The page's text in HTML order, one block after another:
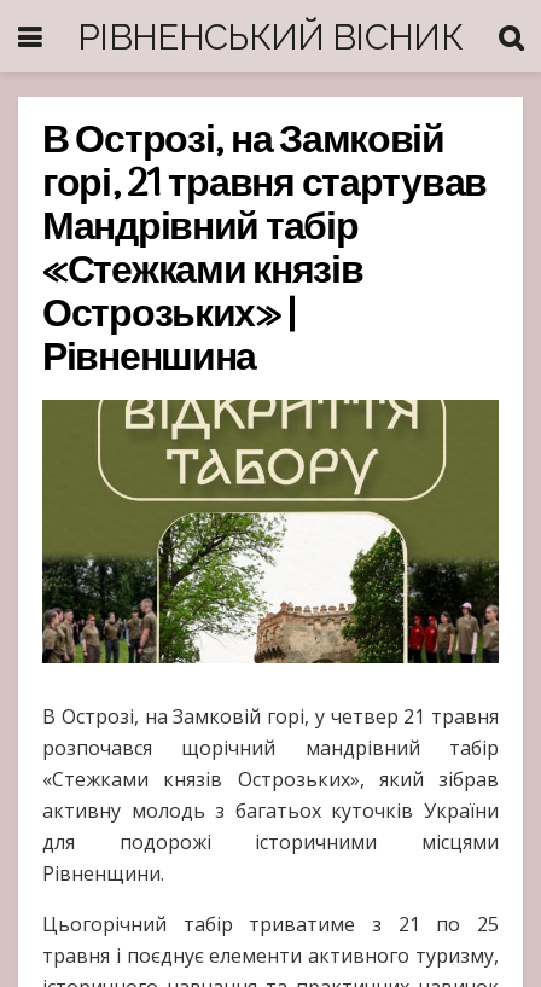
РІВНЕНСЬКИЙ ВІСНИК
В Острозі, на Замковій
горі, 21 травня стартував
Мандрівний табір
«Стежками князів
Острозьких» |
Рівненшина
В Острозі, на Замковій горі, у четвер 21 травня
розпочався щорічний мандрівний табір
«Стежками князів Острозьких», який зібрав
активну молодь з багатьох куточків України
для подорожі історичними місцями
Рівненщини.
Цьогорічний табір триватиме з 21 по 25
травня і поєднує елементи активного туризму,